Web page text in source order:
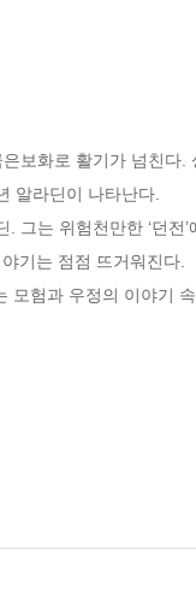
보화로 활기가 넘친다.
알라딘이 나타난다.
는 위험천만한 ‘던전’
기는 점점 뜨거워진다.
모험과 우정의 이야기